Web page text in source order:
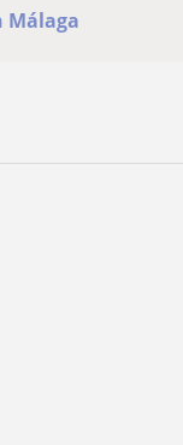
Málaga